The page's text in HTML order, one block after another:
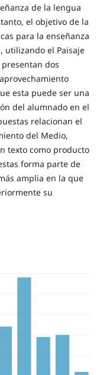
de la lengua
el objetivo de la
para la enseñanza
utilizando el Paisaje
dos
esta puede ser una
del alumnado en el
relacionan el
del Medio,
texto como producto
forma parte de
amplia en la que
su